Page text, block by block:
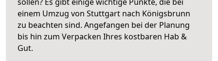
einem Umzug von Stuttgart nach Königsbrunn
zu beachten sind. Angefangen bei der Planung
bis hin zum Verpacken Ihres kostbaren Hab &
Gut.